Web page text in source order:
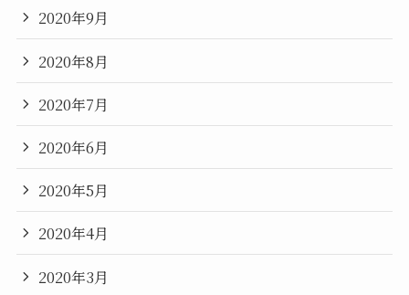
2020年9月
2020年8月
2020年7月
2020年6月
2020年5月
2020年4月
2020年3月